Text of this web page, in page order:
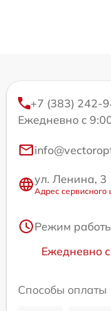
+7 (383) 242-
Ежедневно с
ул. Ленина, 3
Адрес сервисного
Режим
Ежедневно
Способы оплаты